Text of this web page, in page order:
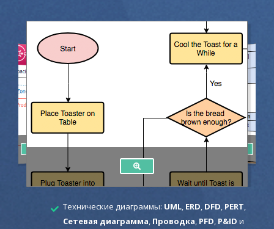
Технические диаграммы: UML, ERD DFD PERT
Сетевая диаграмма Проводка PFD P&ID и